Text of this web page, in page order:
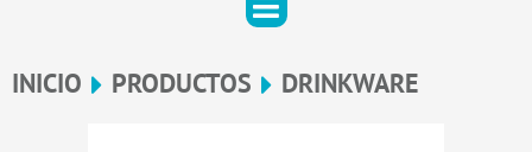
INICIO PRODUCTOS DRINKWARE